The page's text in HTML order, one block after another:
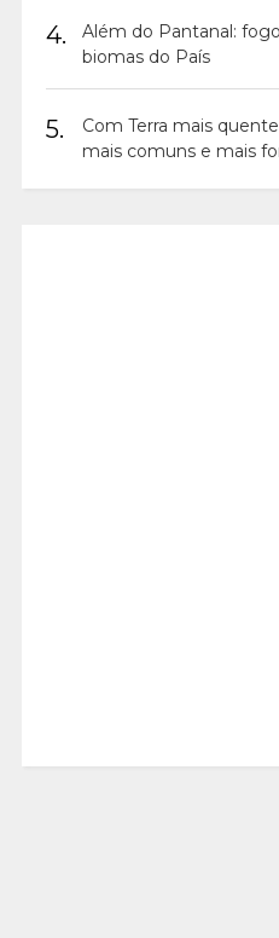
4.
Além do Pantanal:
biomas do País
5.
Com Terra mais
mais comuns e mais